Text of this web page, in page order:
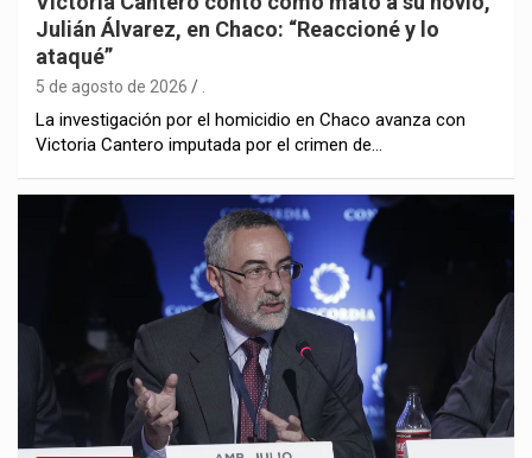
Julián Álvarez, en Chaco: “Reaccioné y lo
ataqué”
5 de agosto de 2026
La investigación por el homicidio en Chaco avanza con
Victoria Cantero imputada por el crimen de…